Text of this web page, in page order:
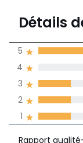
4
5
Détails
1
2
3
4
5
Rapport